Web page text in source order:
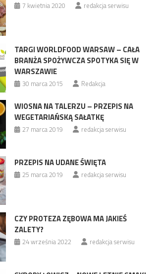
7 kwietnia 2020 redakcja serwisu
TARGI WORLDFOOD WARSAW – CAŁA
BRANŻA SPOŻYWCZA SPOTYKA SIĘ W
WARSZAWIE
30 marca 2015 Redakcja
WIOSNA NA TALERZU – PRZEPIS NA
WEGETARIAŃSKĄ SAŁATKĘ
27 marca 2019 redakcja serwisu
PRZEPIS NA UDANE ŚWIĘTA
25 marca 2019 redakcja serwisu
CZY PROTEZA ZĘBOWA MA JAKIEŚ
ZALETY?
24 września 2022 redakcja serwisu